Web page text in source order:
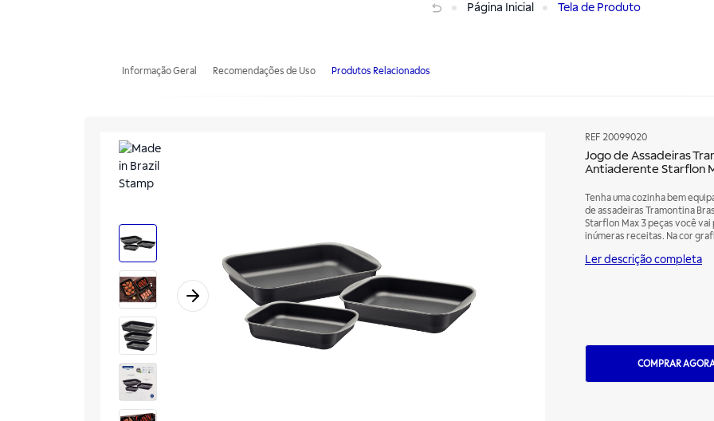
Página Inicial Tela de Produto
Informação Geral Recomendações de Uso Produtos Relacionados
REF 20099020
Jogo de Assadeiras
Antiaderente Starflon
Tenha uma cozinha bem
de assadeiras Tramontina
Starflon Max 3 peças você
inúmeras receitas. Na cor
possibilitam que as receitas
Ler descrição completa
COMPRAR